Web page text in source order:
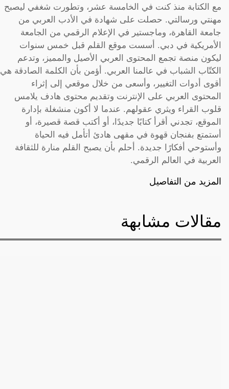
مع الكتابة منذ كنت في الخامسة عشر، وتطورت شغفي ليصبح
مهنتي ورسالتي. حصلت على شهادة في الأدب العربي من
جامعة القاهرة، وماجستير في الإعلام الرقمي من الجامعة
الأمريكية في دبي. أسست موقع القلم قبل خمس سنوات
ليكون منصة تجمع المحتوى العربي الأصيل والمميز، وتدعم
الكتّاب الشباب في عالمنا العربي. أؤمن بأن الكلمة الصادقة هي
أقوى أدوات التغيير، وأسعى من خلال موقعي إلى إثراء
المحتوى العربي على الإنترنت وتقديم محتوى هادف يلامس
قلوب القراء ويثري عقولهم. عندما لا أكون منشغلة بإدارة
الموقع، تجدني أقرأ كتابًا جديدًا، أو أكتب قصة قصيرة، أو
أستمتع بفنجان قهوة في مقهى هادئ أتأمل فيه الحياة
وأستوحي أفكارًا جديدة. أحلم بأن يصبح القلم منارة للثقافة
العربية في العالم الرقمي.
المزيد من التفاصيل
مقالات مشابهة